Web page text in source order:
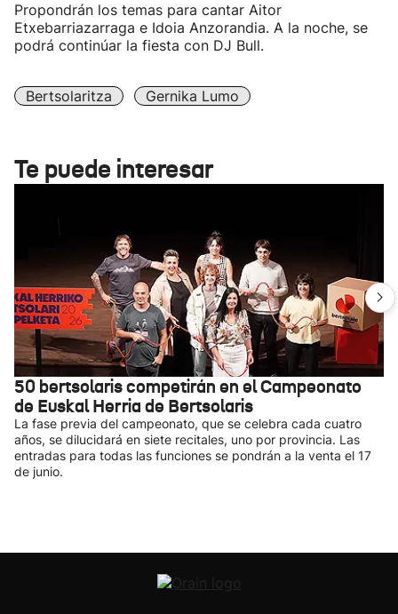
Propondrán los temas para cantar Aitor
Etxebarriazarraga e Idoia Anzorandia. A la noche, se
podrá continúar la fiesta con DJ Bull.
Bertsolaritza Gernika Lumo
Te puede interesar
50 bertsolaris competirán en el Campeonato
de Euskal Herria de Bertsolaris
La fase previa del campeonato, que se celebra cada cuatro
años, se dilucidará en siete recitales, uno por provincia. Las
entradas para todas las funciones se pondrán a la venta el 17
de junio.